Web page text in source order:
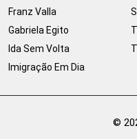
Franz Valla
Gabriela Egito
Ida Sem Volta
Imigração Em Dia
©